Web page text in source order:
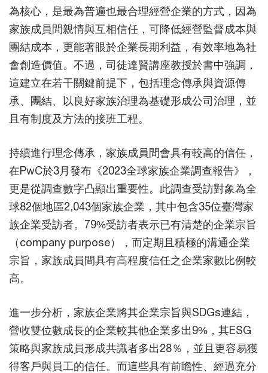
為核心，是最為普遍也最合理經營企業的方式，因為
家族成員間親情與互相信任，可降低經營監督成本與
團結成本，更能著眼於企業長期利益，有效率地為社
會創造價值。不過，司徒達賢講座教授於書中強調，
這建立在若干關鍵前提下，包括理念傳承與資源傳
承、團結、以良好家族治理為基礎形成公司治理，並
且有制度及方法的接班工程。
持續進行理念傳承，家族成員間會具有較高的信任，
在PwC於3月發布《2023全球家族企業調查報告》，
更是從調查數字凸顯出重要性。此調查受訪對象為全
球82個地區2,043個家族企業，其中包含35位臺灣家
族企業受訪者。79%受訪者表示已有清楚的企業宗旨
（company purpose），而定期且積極的溝通企業
宗旨，家族成員間具有高程度信任之企業家數比例較
高。
進一步分析，家族企業將其企業宗旨與SDGs連結，
營收雙位數成長的企業較其他企業多出9%，其ESG
策略與家族成員形成共識者多出28％，並且更容易獲
得客戶與員工的信任。而這些具有前瞻性、經過充分